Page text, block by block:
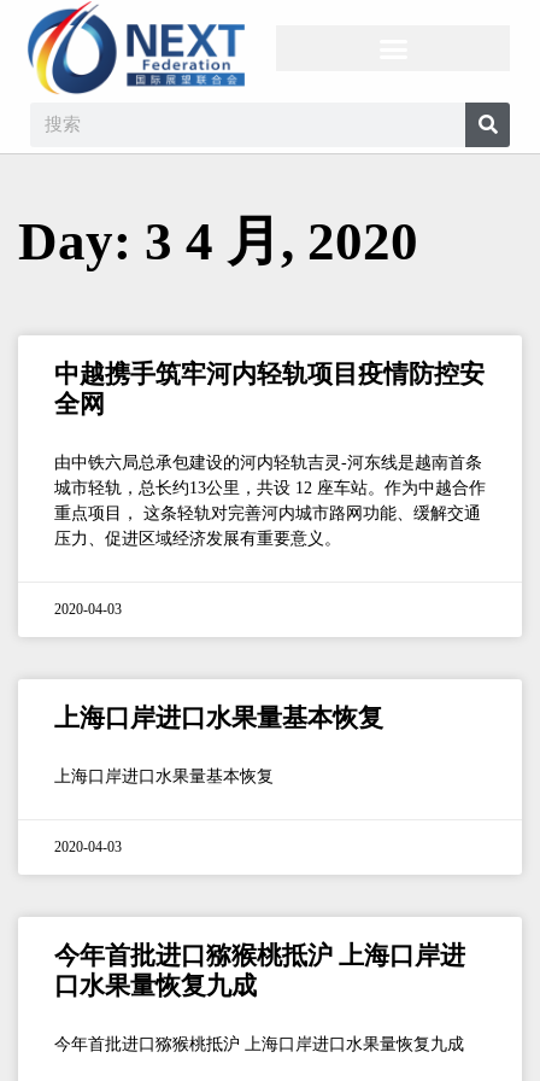
Day: 3 4 月, 2020
中越携手筑牢河内轻轨项目疫情防控安
全网
由中铁六局总承包建设的河内轻轨吉灵-河东线是越南首条
城市轻轨，总长约13公里，共设 12 座车站。作为中越合作
重点项目， 这条轻轨对完善河内城市路网功能、缓解交通
压力、促进区域经济发展有重要意义。
2020-04-03
上海口岸进口水果量基本恢复
上海口岸进口水果量基本恢复
2020-04-03
今年首批进口猕猴桃抵沪 上海口岸进
口水果量恢复九成
今年首批进口猕猴桃抵沪 上海口岸进口水果量恢复九成